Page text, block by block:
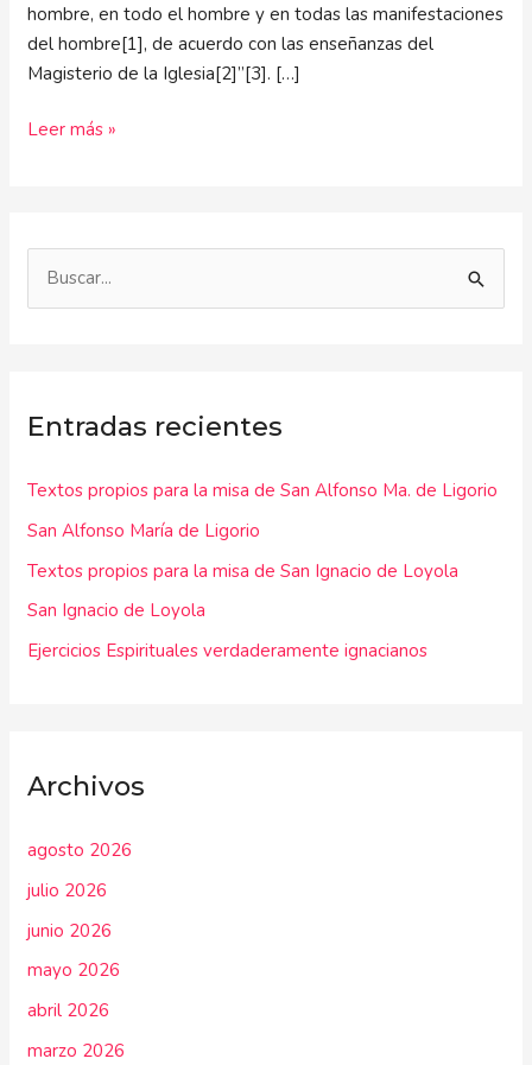
hombre, en todo el hombre y en todas las manifestaciones
del hombre[1], de acuerdo con las enseñanzas del
Magisterio de la Iglesia[2]”[3]. […]
Leer más »
a
p
o
r
:
Entradas recientes
Textos propios para la misa de San Alfonso Ma. de Ligorio
San Alfonso María de Ligorio
Textos propios para la misa de San Ignacio de Loyola
San Ignacio de Loyola
Ejercicios Espirituales verdaderamente ignacianos
Archivos
agosto 2026
julio 2026
junio 2026
mayo 2026
abril 2026
marzo 2026